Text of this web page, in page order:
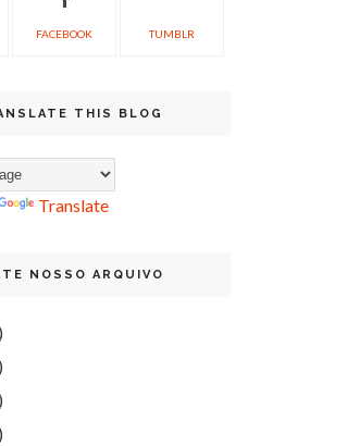
FACEBOOK TUMBLR
THIS BLOG
Translate
NOSSO ARQUIVO